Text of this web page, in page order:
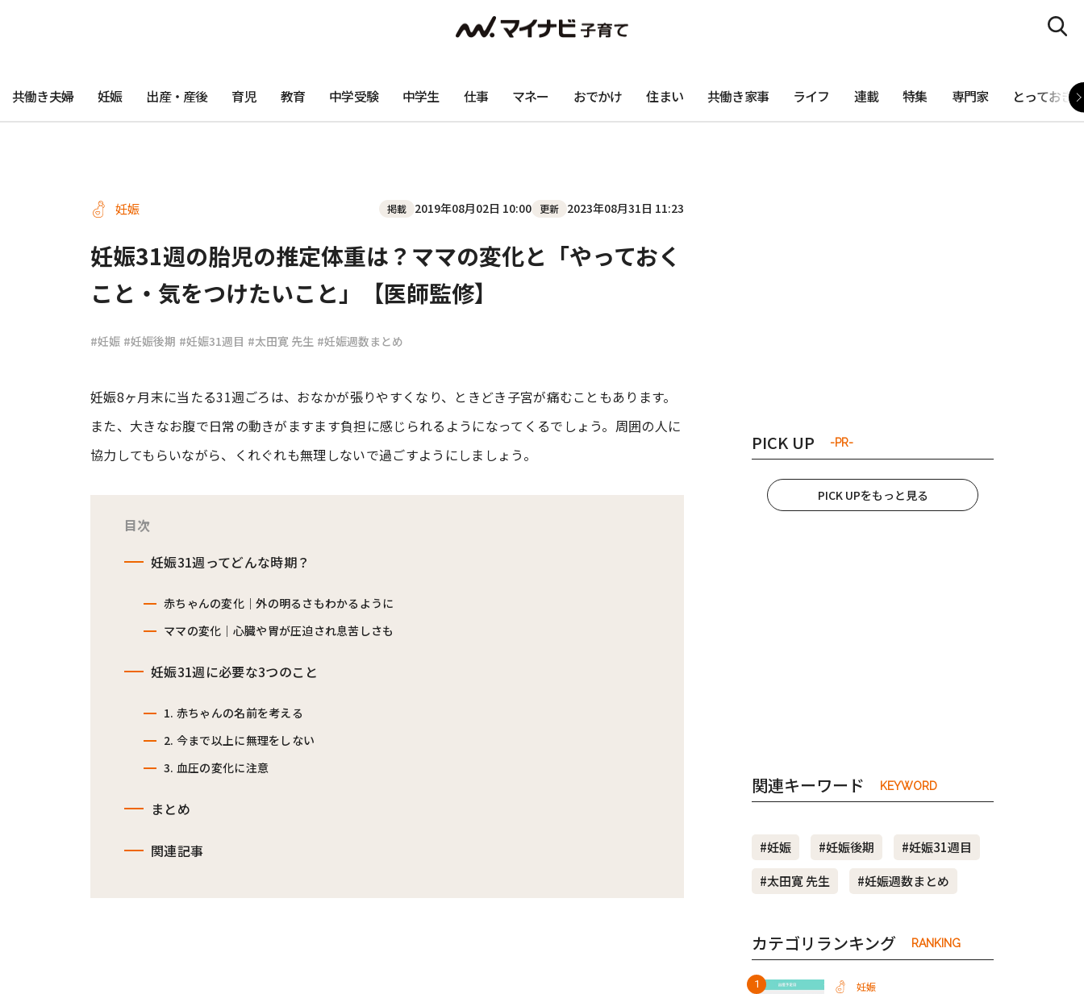
共働き夫婦 妊娠 出産・産後 育児 教育 中学受験 中学生 仕事 マネー おでかけ 住まい 共働き家事 ライフ 連載 特集 専門家 とっておき
妊娠 掲載 2019年08月02日 10:00 更新 2023年08月31日 11:23
妊娠31週の胎児の推定体重は？ママの変化と「やっておく
こと・気をつけたいこと」【医師監修】
#妊娠 #妊娠後期 #妊娠31週目 #太田寛 先生 #妊娠週数まとめ
妊娠8ヶ月末に当たる31週ごろは、おなかが張りやすくなり、ときどき子宮が痛むこともあります。
また、大きなお腹で日常の動きがますます負担に感じられるようになってくるでしょう。周囲の人に
協力してもらいながら、くれぐれも無理しないで過ごすようにしましょう。
目次
妊娠31週ってどんな時期？
赤ちゃんの変化｜外の明るさもわかるように
ママの変化｜心臓や胃が圧迫され息苦しさも
妊娠31週に必要な3つのこと
1. 赤ちゃんの名前を考える
2. 今まで以上に無理をしない
3. 血圧の変化に注意
まとめ
関連記事
PICK UP -PR-
PICK UPをもっと見る
関連キーワード KEYWORD
#妊娠 #妊娠後期
#妊娠31週目
#太田寛 先生
#妊娠週数まとめ
カテゴリランキング RANKING
妊娠